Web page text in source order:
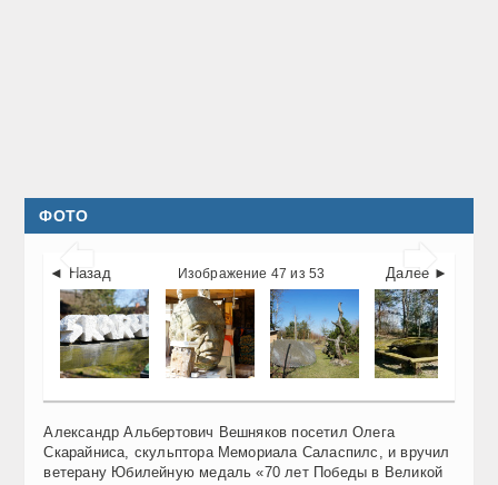
ФОТО
 
◄ Назад Далее ►
Изображение 47 из 53
Александр Альбертович Вешняков посетил Олега
Скарайниса, скульптора Мемориала Саласпилс, и вручил
ветерану Юбилейную медаль «70 лет Победы в Великой